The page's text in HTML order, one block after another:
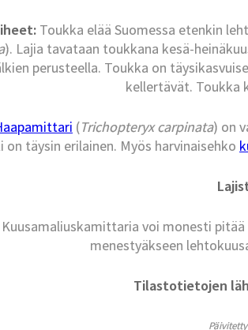
Toukka elää Suomessa etenkin
). Lajia tavataan toukkana kesä-
perusteella. Toukka on
kellertävät. Toukka
(Trichopteryx carpinata) on
on täysin erilainen. Myös harvinaisehko
Kuusamaliuskamittaria voi monesti
menestyäkseen
Tilastotietojen